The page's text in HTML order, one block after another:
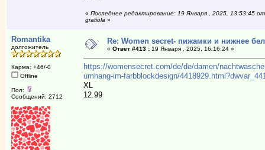
« Последнее редактирование: 19 Января , 2025, 13:53:45 от
gratiola »
Romantika
долгожитель
Карма: +46/-0
Offline
Пол:
Сообщений: 2712
Re: Women secret- пижамки и нижнее
« Ответ #413 :19 Января , 2025, 16:16:24 »
https://womensecret.com/de/de/damen/
umhang-im-farbblockdesign/
XL
12.99